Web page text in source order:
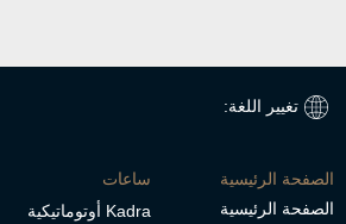
تغيير اللغة:
الصفحة الرئيسية
الصفحة الرئيسية
ساعات
Kadra أوتوماتيكية